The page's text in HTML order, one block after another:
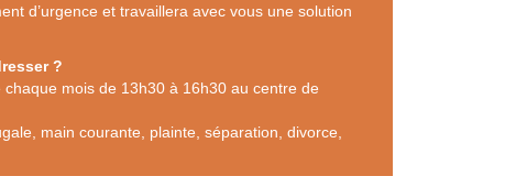
d’urgence et travaillera avec vous une solution
?
mois de 13h30 à 16h30 au centre de
main courante, plainte, séparation, divorce,